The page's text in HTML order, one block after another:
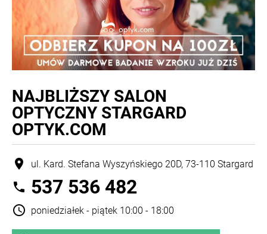
NAJBLIŻSZY SALON
OPTYCZNY STARGARD
OPTYK.COM
location_on ul. Kard. Stefana Wyszyńskiego 20D, 73-110 Stargard
phone 537 536 482
schedule poniedziałek - piątek 10:00 - 18:00